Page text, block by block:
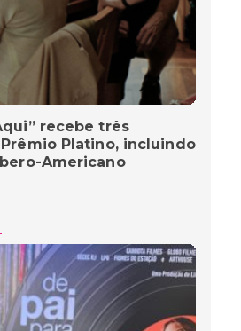
recebe três
Platino, incluindo
Americano